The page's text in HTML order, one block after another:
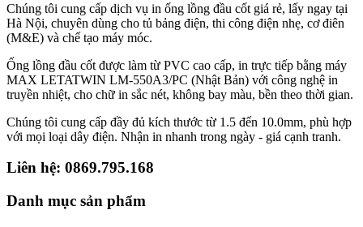
Chúng tôi cung cấp dịch vụ in ống lồng đầu cốt giá rẻ, lấy ngay tại
Hà Nội, chuyên dùng cho tủ bảng điện, thi công điện nhẹ, cơ điên
(M&E) và chế tạo máy móc.
Ống lồng đầu cốt được làm từ PVC cao cấp, in trực tiếp bằng máy
MAX LETATWIN LM-550A3/PC (Nhật Bản) với công nghệ in
truyền nhiệt, cho chữ in sắc nét, không bay màu, bền theo thời gian.
Chúng tôi cung cấp đầy đủ kích thước từ 1.5 đến 10.0mm, phù hợp
với mọi loại dây điện. Nhận in nhanh trong ngày - giá cạnh tranh.
Liên hệ: 0869.795.168
Danh mục sản phẩm